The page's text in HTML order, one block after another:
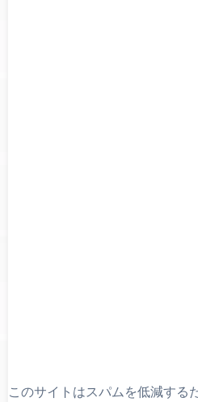
このサイトはスパムを低減する